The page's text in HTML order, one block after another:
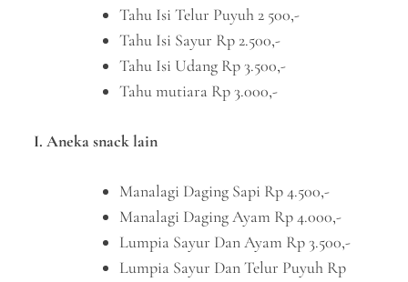
Tahu Isi Telur Puyuh 2 500,-
Tahu Isi Sayur Rp 2.500,-
Tahu Isi Udang Rp 3.500,-
Tahu mutiara Rp 3.000,-
I. Aneka snack lain
Manalagi Daging Sapi Rp 4.500,-
Manalagi Daging Ayam Rp 4.000,-
Lumpia Sayur Dan Ayam Rp 3.500,-
Lumpia Sayur Dan Telur Puyuh Rp